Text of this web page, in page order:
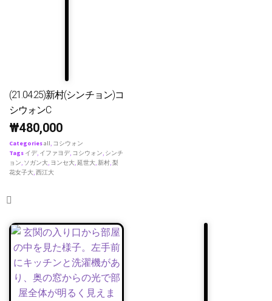
(21.04.25)新村(シンチョン)コ
シウォンC
₩480,000
Categoriesall, コシウォン
Tags イデ, イファヨデ, コシウォン, シンチ
ョン, ソガン大, ヨンセ大,延世大,新村,梨
花女子大,西江大